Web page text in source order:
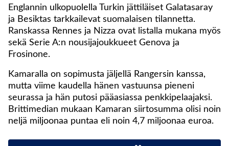
Englannin ulkopuolella Turkin jättiläiset Galatasaray
ja Besiktas tarkkailevat suomalaisen tilannetta.
Ranskassa Rennes ja Nizza ovat listalla mukana myös
sekä Serie A:n nousijajoukkueet Genova ja
Frosinone.
Kamaralla on sopimusta jäljellä Rangersin kanssa,
mutta viime kaudella hänen vastuunsa pieneni
seurassa ja hän putosi pääasiassa penkkipelaajaksi.
Brittimedian mukaan Kamaran siirtosumma olisi noin
neljä miljoonaa puntaa eli noin 4,7 miljoonaa euroa.